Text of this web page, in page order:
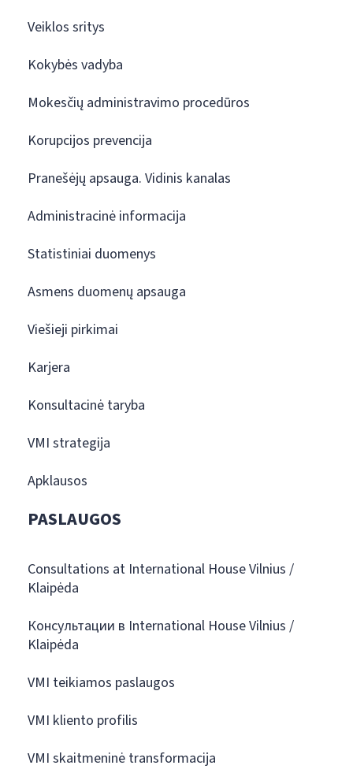
Veiklos sritys
Kokybės vadyba
Mokesčių administravimo procedūros
Korupcijos prevencija
Pranešėjų apsauga. Vidinis kanalas
Administracinė informacija
Statistiniai duomenys
Asmens duomenų apsauga
Viešieji pirkimai
Karjera
Konsultacinė taryba
VMI strategija
Apklausos
PASLAUGOS
Consultations at International House Vilnius /
Klaipėda
Консультации в International House Vilnius /
Klaipėda
VMI teikiamos paslaugos
VMI kliento profilis
VMI skaitmeninė transformacija